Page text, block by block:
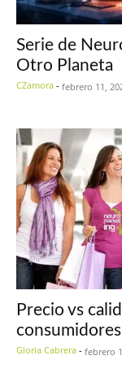
Serie de
Otro Planeta
CZamora - febrero 11,
Precio vs
Gloria Cabrera - febrero